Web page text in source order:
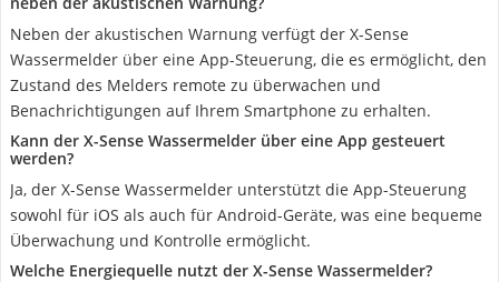
Neben der akustischen Warnung verfügt der X-Sense
Wassermelder über eine App-Steuerung, die es ermöglicht, den
Zustand des Melders remote zu überwachen und
Benachrichtigungen auf Ihrem Smartphone zu erhalten.
Kann der X-Sense Wassermelder über eine App gesteuert
werden?
Ja, der X-Sense Wassermelder unterstützt die App-Steuerung
sowohl für iOS als auch für Android-Geräte, was eine bequeme
Überwachung und Kontrolle ermöglicht.
Welche Energiequelle nutzt der X-Sense Wassermelder?